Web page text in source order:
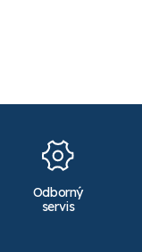
Odborný
servis